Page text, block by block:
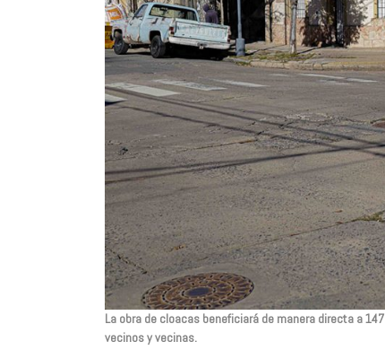
La obra de cloacas beneficiará de manera directa a
vecinos y vecinas.